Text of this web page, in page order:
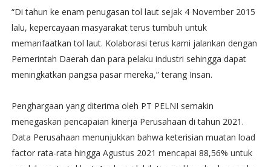
“Di tahun ke enam penugasan tol laut sejak 4 November 2015
lalu, kepercayaan masyarakat terus tumbuh untuk
memanfaatkan tol laut. Kolaborasi terus kami jalankan dengan
Pemerintah Daerah dan para pelaku industri sehingga dapat
meningkatkan pangsa pasar mereka,” terang Insan.
Penghargaan yang diterima oleh PT PELNI semakin
menegaskan pencapaian kinerja Perusahaan di tahun 2021.
Data Perusahaan menunjukkan bahwa keterisian muatan load
factor rata-rata hingga Agustus 2021 mencapai 88,56% untuk